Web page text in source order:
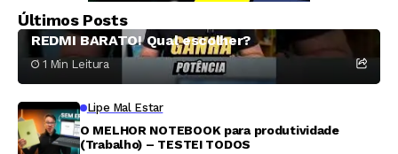
Últimos Posts
Escolha Segura
REDMI BARATO! Qual escolher?
1 Min Leitura
Lipe Mal Estar
O MELHOR NOTEBOOK para produtividade
(Trabalho) – TESTEI TODOS